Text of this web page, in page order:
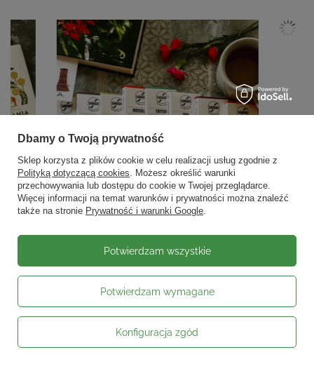
Moje zamówienie
Dbamy o Twoją prywatność
Sklep korzysta z plików cookie w celu realizacji usług zgodnie z
Polityką dotyczącą cookies. Możesz określić warunki
przechowywania lub dostępu do cookie w Twojej przeglądarce.
Więcej informacji na temat warunków i prywatności można znaleźć
także na stronie Prywatność i warunki Google.
Potwierdzam wymagane
Konfiguracja zgód
Potwierdzam wszystkie